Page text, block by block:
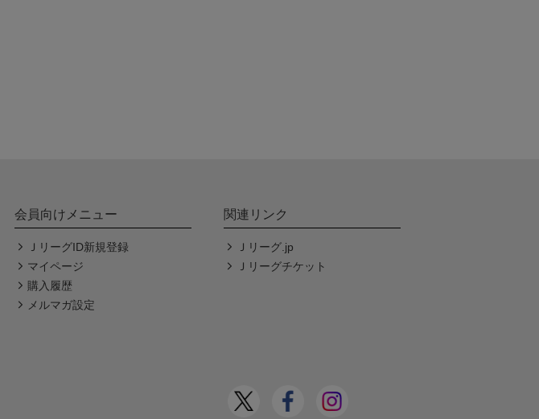
会員向けメニュー
ＪリーグID新規登録
マイページ
購入履歴
メルマガ設定
関連リンク
Ｊリーグ.jp
Ｊリーグチケット